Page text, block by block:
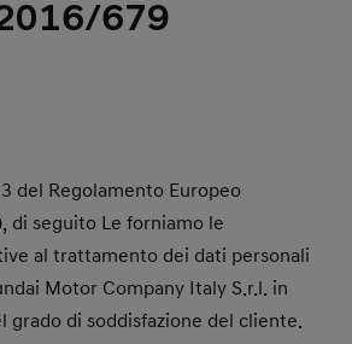
679
del Regolamento Europeo
di seguito Le forniamo le
al trattamento dei dati personali
Motor Company Italy S.r.l. in
grado di soddisfazione del cliente.